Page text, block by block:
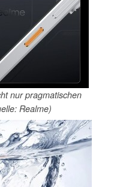
nur pragmatischen
Realme)